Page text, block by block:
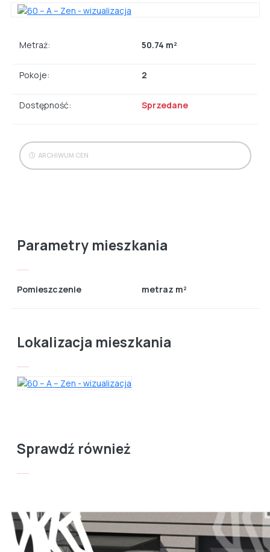
Metraż: 50.74 m²
Pokoje: 2
Dostępność: Sprzedane
ARCHIWUM CEN
Parametry mieszkania
Pomieszczenie metraz m²
Lokalizacja mieszkania
Sprawdź również